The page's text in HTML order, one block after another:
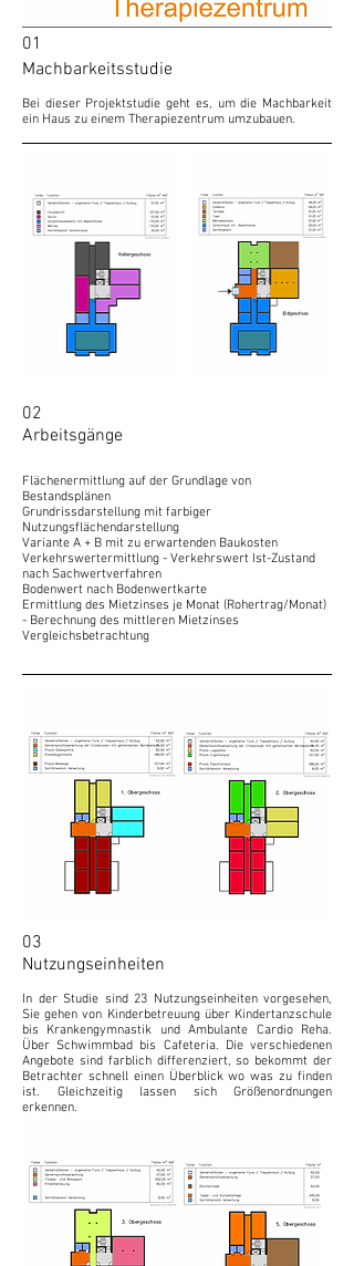
01
Machbarkeitsstudie
Bei dieser Projektstudie geht es, um die Machbarkeit
ein Haus zu einem Therapiezentrum umzubauen.
02
Arbeitsgänge
Flächenermittlung auf der Grundlage von
Bestandsplänen
Grundrissdarstellung mit farbiger
Nutzungsflächendarstellung
Variante A + B mit zu erwartenden Baukosten
Verkehrswertermittlung - Verkehrswert Ist-Zustand
nach Sachwertverfahren
Bodenwert nach Bodenwertkarte
Ermittlung des Mietzinses je Monat (Rohertrag/Monat)
- Berechnung des mittleren Mietzinses
Vergleichsbetrachtung
03
Nutzungseinheiten
In der Studie sind 23 Nutzungseinheiten vorgesehen,
Sie gehen von Kinderbetreuung über Kindertanzschule
bis Krankengymnastik und Ambulante Cardio Reha.
Über Schwimmbad bis Cafeteria. Die verschiedenen
Angebote sind farblich differenziert, so bekommt der
Betrachter schnell einen Überblick wo was zu finden
ist. Gleichzeitig lassen sich Größenordnungen
erkennen.